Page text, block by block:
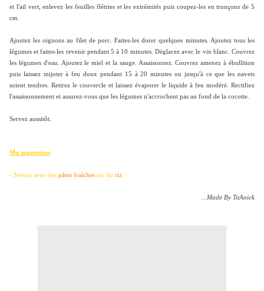
et l'ail vert, enlevez les feuilles flétries et les extrémités puis coupez-les en tronçons de 5
cm.
Ajoutez les oignons au filet de porc. Faites-les dorer quelques minutes. Ajoutez tous les
légumes et faites-les revenir pendant 5 à 10 minutes. Déglacez avec le vin blanc. Couvrez
les légumes d'eau. Ajoutez le miel et la sauge. Assaisonnez. Couvrez amenez à ébullition
puis laissez mijoter à feu doux pendant 15 à 20 minutes ou jusqu'à ce que les navets
soient tendres. Retirez le couvercle et laissez évaporer le liquide à feu modéré. Rectifiez
l'assaisonnement et assurez-vous que les légumes n'accrochent pas au fond de la cocotte.
Servez aussitôt.
Ma suggestion
- Servez avec des pâtes fraîches ou du riz
...Made By TitAnick